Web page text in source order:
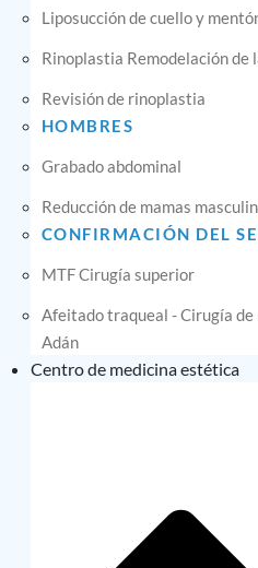
Liposucción de cuello y
Rinoplastia Remodelación de
Revisión de rinoplastia
HOMBRES
Grabado abdominal
Reducción de mamas
CONFIRMACIÓN DEL
MTF Cirugía superior
Afeitado traqueal - Cirugía de
Adán
Centro de medicina estética